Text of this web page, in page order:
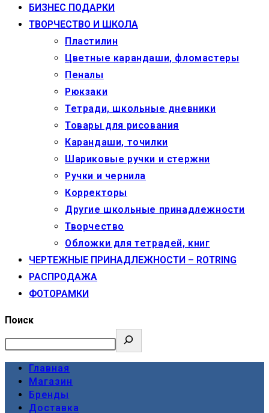
БИЗНЕС ПОДАРКИ
ТВОРЧЕСТВО И ШКОЛА
Пластилин
Цветные карандаши, фломастеры
Пеналы
Рюкзаки
Тетради, школьные дневники
Товары для рисования
Карандаши, точилки
Шариковые ручки и стержни
Ручки и чернила
Корректоры
Другие школьные принадлежности
Творчество
Обложки для тетрадей, книг
ЧЕРТЕЖНЫЕ ПРИНАДЛЕЖНОСТИ – ROTRING
РАСПРОДАЖА
ФОТОРАМКИ
Поиск
Главная
Магазин
Бренды
Доставка